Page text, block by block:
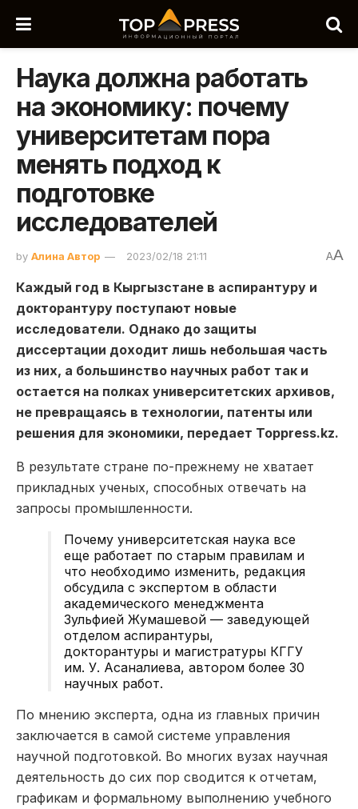
Наука должна работать
на экономику: почему
университетам пора
менять подход к
подготовке
исследователей
by Алина Автор 2023/02/18 21:11 AA
Каждый год в Кыргызстане в аспирантуру и
докторантуру поступают новые
исследователи. Однако до защиты
диссертации доходит лишь небольшая часть
из них, а большинство научных работ так и
остается на полках университетских архивов,
не превращаясь в технологии, патенты или
решения для экономики, передает Toppress.kz.
В результате стране по-прежнему не хватает
прикладных ученых, способных отвечать на
запросы промышленности.
Почему университетская наука все
еще работает по старым правилам и
что необходимо изменить, редакция
обсудила с экспертом в области
академического менеджмента
Зульфией Жумашевой — заведующей
отделом аспирантуры,
докторантуры и магистратуры КГГУ
им. У. Асаналиева, автором более 30
научных работ.
По мнению эксперта, одна из главных причин
заключается в самой системе управления
научной подготовкой. Во многих вузах научная
деятельность до сих пор сводится к отчетам,
графикам и формальному выполнению учебного